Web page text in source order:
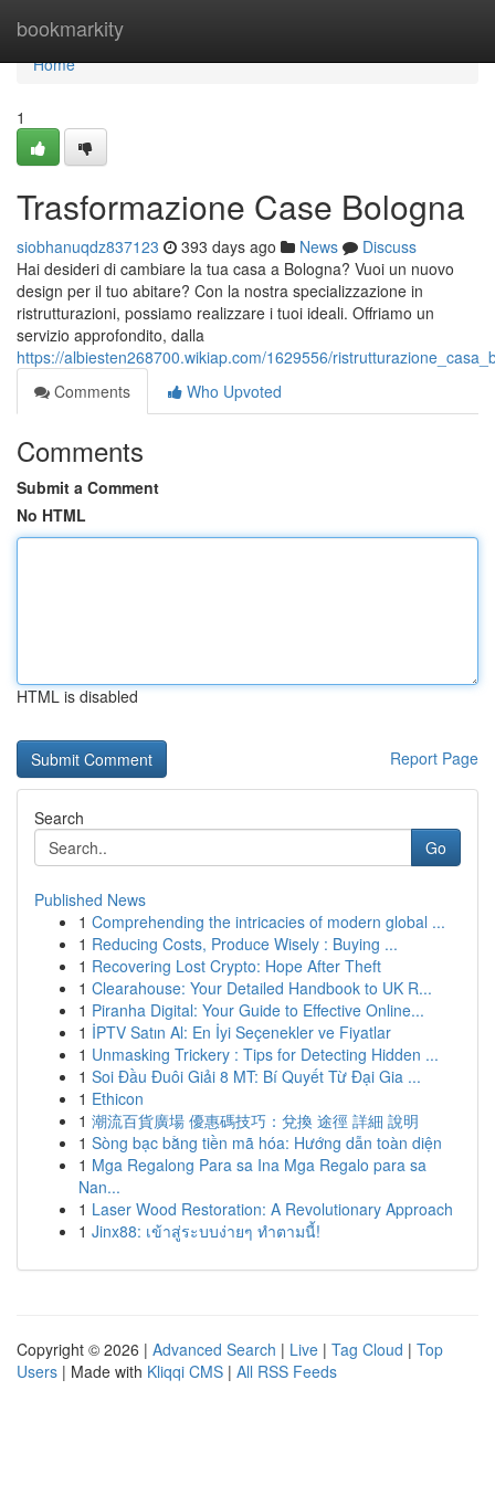
bookmarkity
Home
Home
1
Trasformazione Case Bologna
siobhanuqdz837123 393 days ago News
Discuss
Hai desideri di cambiare la tua casa a Bologna? Vuoi un nuovo
design per il tuo abitare? Con la nostra specializzazione in
ristrutturazioni, possiamo realizzare i tuoi ideali. Offriamo un
servizio approfondito, dalla
https://albiesten268700.wikiap.com/1629556/
Comments
Who Upvoted
Comments
Submit a Comment
No HTML
HTML is disabled
Report Page
Search
Go
Published News
1 Comprehending the intricacies of modern global ...
1 Reducing Costs, Produce Wisely : Buying ...
1 Recovering Lost Crypto: Hope After Theft
1 Clearahouse: Your Detailed Handbook to UK R...
1 Piranha Digital: Your Guide to Effective Online...
1 İPTV Satın Al: En İyi Seçenekler ve Fiyatlar
1 Unmasking Trickery : Tips for Detecting Hidden ...
1 Soi Đầu Đuôi Giải 8 MT: Bí Quyết Từ Đại Gia ...
1 Ethicon
1 潮流百貨廣場 優惠碼技巧：兌換 途徑 詳細 說明
1 Sòng bạc bằng tiền mã hóa: Hướng dẫn toàn diện
1 Mga Regalong Para sa Ina Mga Regalo para sa
Nan...
1 Laser Wood Restoration: A Revolutionary Approach
1 Jinx88: เข้าสู่ระบบง่ายๆ ทำตามนี้!
Copyright © 2026 | Advanced Search | Live | Tag Cloud | Top
Users | Made with Kliqqi CMS | All RSS Feeds